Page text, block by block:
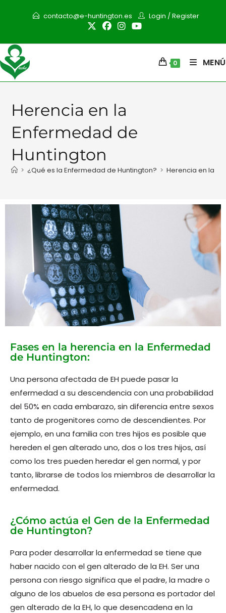
contacto@e-huntington.es Login /Register
0 MENÚ
Herencia en la
Enfermedad de
Huntington
> ¿Qué es la Enfermedad de Huntington? > Herencia en la
Fases en la herencia en la Enfermedad
de Huntington:
Una persona afectada de EH puede pasar la
enfermedad a su descendencia con una probabilidad
del 50% en cada embarazo, sin diferencia entre sexos
tanto de progenitores como de descendientes. Por
ejemplo, en una familia con tres hijos es posible que
hereden el gen alterado uno, dos o los tres hijos, así
como los tres pueden heredar el gen normal, y por
tanto, librarse de todos los miembros de desarrollar la
enfermedad.
¿Cómo actúa el Gen de la Enfermedad
de Huntington?
Para poder desarrollar la enfermedad se tiene que
haber nacido con el gen alterado de la EH. Ser una
persona con riesgo significa que el padre, la madre o
alguno de los abuelos de esa persona es portador del
gen alterado de la EH, lo que desencadena en la